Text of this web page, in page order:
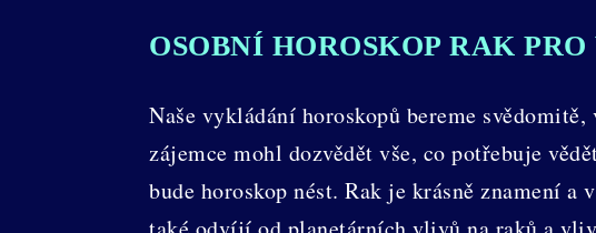
OSOBNÍ HOROSKOP RAK PRO
Naše vykládání horoskopů bereme
zájemce mohl dozvědět vše, co potřebuje
bude horoskop nést. Rak je krásně znamení